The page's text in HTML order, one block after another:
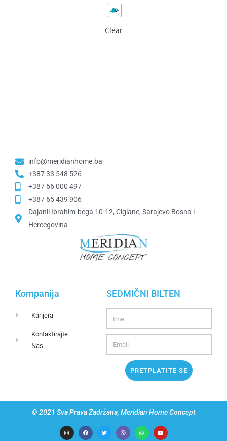
Clear
info@meridianhome.ba
+387 33 548 526
+387 66 000 497
+387 65 439 906
Dajanli Ibrahim-bega 10-12, Ciglane, Sarajevo Bosna i
Hercegovina​
Kompanija
Karijera
Kontaktirajte
Nas
SEDMIČNI BILTEN
PRETPLATITE SE
© 2021 Sva Prava Zadržana, Meridian Home Concept